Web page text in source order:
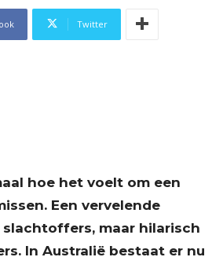
Twitter
hoe het voelt om een
Een vervelende
maar hilarisch
In Australië bestaat er nu